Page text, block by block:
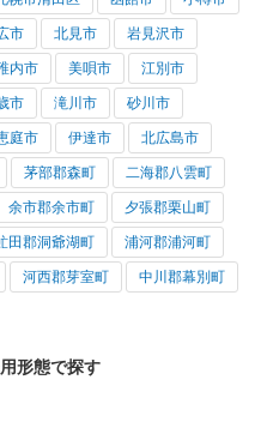
市 北見市 岩見沢市
内市 美唄市 江別市
市 滝川市 砂川市
庭市 伊達市 北広島市
茅部郡森町 二海郡八雲町
余市郡余市町 夕張郡栗山町
田郡洞爺湖町 浦河郡浦河町
河西郡芽室町 中川郡幕別町
形態で探す